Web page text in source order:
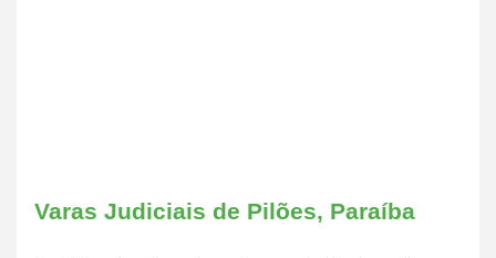
Varas Judiciais de Pilões, Paraíba